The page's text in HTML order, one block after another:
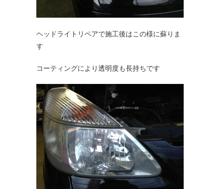
ヘッドライトリペアで施工後はこの様に蘇りま
す
コーティングにより透明度も長持ちです